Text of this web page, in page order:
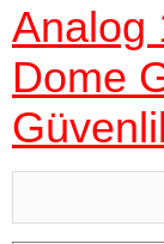
Analog
Dome